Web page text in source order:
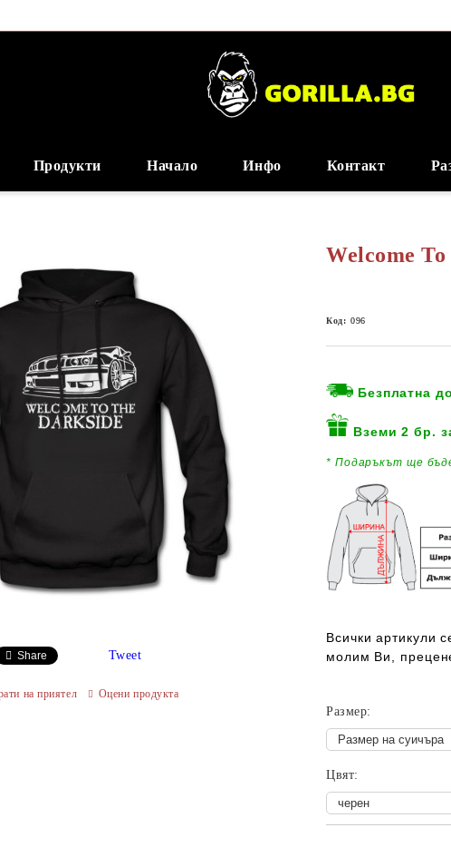
Продукти Начало Инфо Контакт
Welcome
Код: 096
Безплатна
Вземи 2 бр.
* Подаръкът ще
Всички артикули
молим Ви,
Размер:
Цвят:
Share Tweet
на приятел Оцени продукта